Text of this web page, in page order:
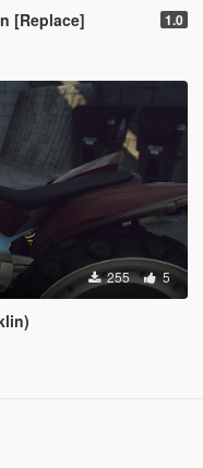
[Replace] 1.0
255 5